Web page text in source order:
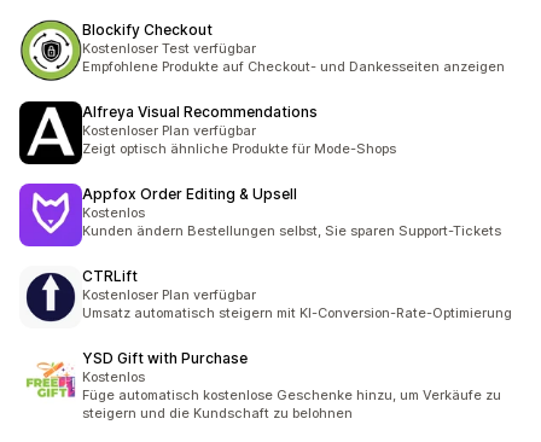
Blockify Checkout
Kostenloser Test verfügbar
Empfohlene Produkte auf Checkout- und Dankesseiten anzeigen
Alfreya Visual Recommendations
Kostenloser Plan verfügbar
Zeigt optisch ähnliche Produkte für Mode-Shops
Appfox Order Editing & Upsell
Kostenlos
Kunden ändern Bestellungen selbst, Sie sparen Support-Tickets
CTRLift
Kostenloser Plan verfügbar
Umsatz automatisch steigern mit KI-Conversion-Rate-Optimierung
YSD Gift with Purchase
Kostenlos
Füge automatisch kostenlose Geschenke hinzu, um Verkäufe zu
steigern und die Kundschaft zu belohnen